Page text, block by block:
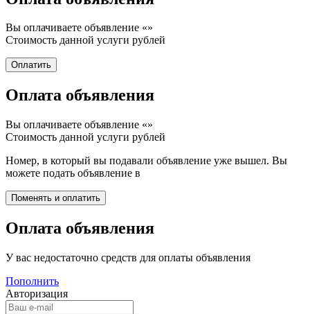
Вы оплачиваете объявление «»
Стоимость данной услуги рублей
Оплата объявления
Вы оплачиваете объявление «»
Стоимость данной услуги рублей
Номер, в который вы подавали объявление уже вышел. Вы
можете подать объявление в
Оплата объявления
У вас недостаточно средств для оплаты объявления
Пополнить
Авторизация